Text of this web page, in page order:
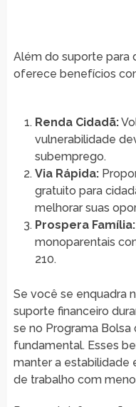
Além do suporte para
oferece benefícios
Renda Cidadã:
vulnerabilidade
subemprego.
Via Rápida:
gratuito para
melhorar suas
Prospera Família:
monoparentais
210.
Se você se enquadra
suporte financeiro
se no Programa
fundamental. Esses
manter a estabilidade
de trabalho com